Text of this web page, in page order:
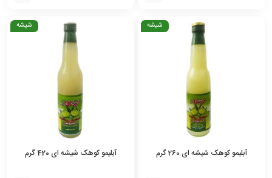
شیشه
آبلیمو کوهک شیشه ای 260 گرم
شیشه
آبلیمو کوهک شیشه ای 420 گرم